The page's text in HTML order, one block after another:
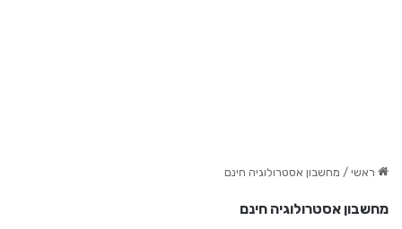
ראשי / מחשבון אסטרולוגיה חינם
מחשבון אסטרולוגיה חינם